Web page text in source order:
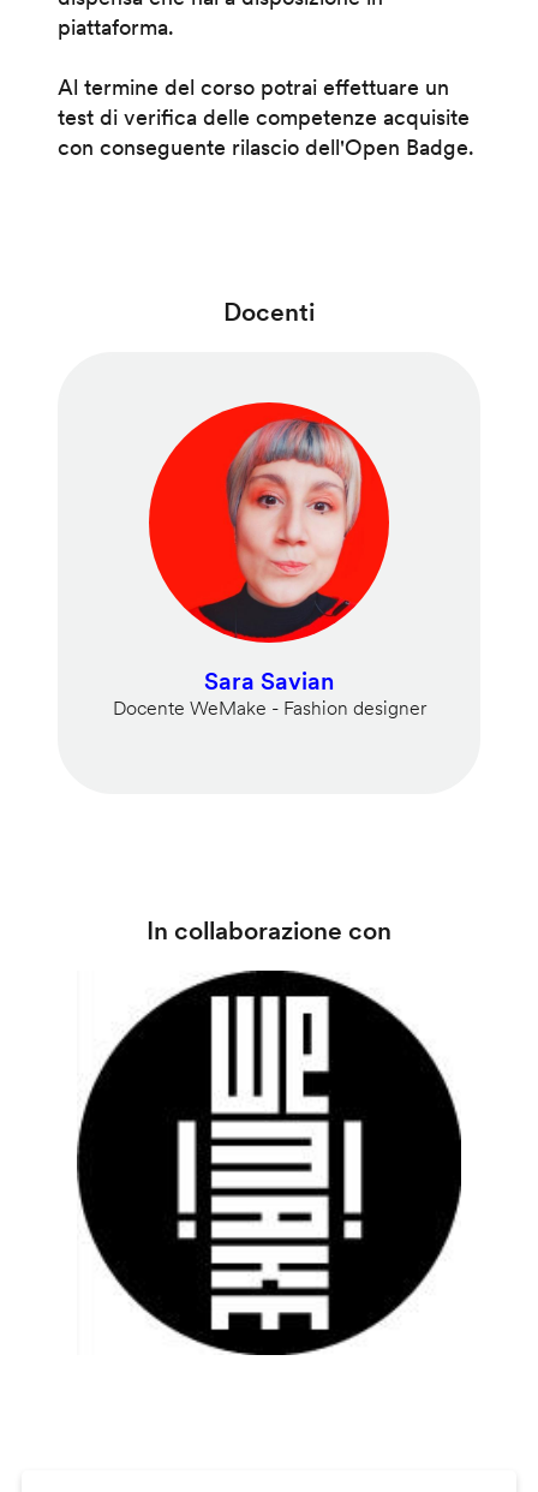
piattaforma.
Al termine del corso potrai effettuare un
test di verifica delle competenze acquisite
con conseguente rilascio dell'Open Badge.
Docenti
Sara Savian
Docente WeMake - Fashion designer
In collaborazione con